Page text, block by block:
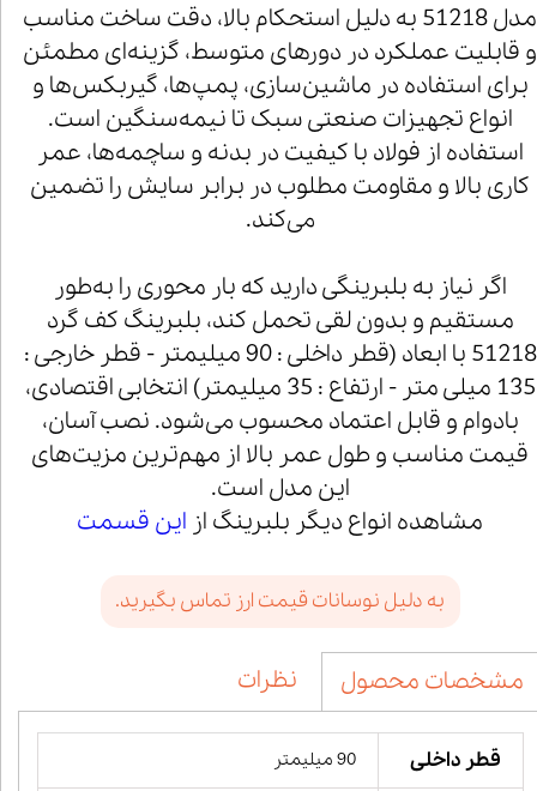
مدل 51218 به دلیل استحکام بالا، دقت ساخت مناسب
و قابلیت عملکرد در دورهای متوسط، گزینه‌ای مطمئن
برای استفاده در ماشین‌سازی، پمپ‌ها، گیربکس‌ها و
انواع تجهیزات صنعتی سبک تا نیمه‌سنگین است.
استفاده از فولاد با کیفیت در بدنه و ساچمه‌ها، عمر
کاری بالا و مقاومت مطلوب در برابر سایش را تضمین
می‌کند.
اگر نیاز به بلبرینگی دارید که بار محوری را به‌طور
مستقیم و بدون لقی تحمل کند، بلبرینگ کف گرد
51218 با ابعاد (قطر داخلی : 90 میلیمتر - قطر خارجی :
135 میلی متر - ارتفاع : 35 میلیمتر) انتخابی اقتصادی،
بادوام و قابل اعتماد محسوب می‌شود. نصب آسان،
قیمت مناسب و طول عمر بالا از مهم‌ترین مزیت‌های
این مدل است.
مشاهده انواع دیگر بلبرینگ از این قسمت
به دلیل نوسانات قیمت ارز تماس بگیرید.
مشخصات محصول نظرات
قطر داخلی 90 میلیمتر